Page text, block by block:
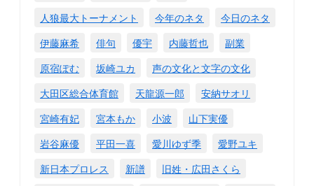
人狼最大トーナメント
今年のネタ
今日のネタ
伊藤麻希
俳句 優宇 内藤哲也
副業
原宿ぽむ
坂崎ユカ
声の文化と文字の文化
大田区総合体育館
天龍源一郎
安納サオリ
宮崎有妃
宮本もか 小波
山下実優
岩谷麻優
平田一喜 愛川ゆず季
愛野ユキ
新日本プロレス
新譜
旧姓・広田さくら